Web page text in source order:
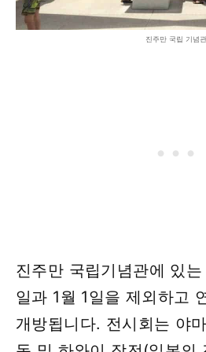
진주만 국립 기념관
진주만 국립기념관에 있
일과 1월 1일을 제외하고
개방됩니다. 전시회는 야